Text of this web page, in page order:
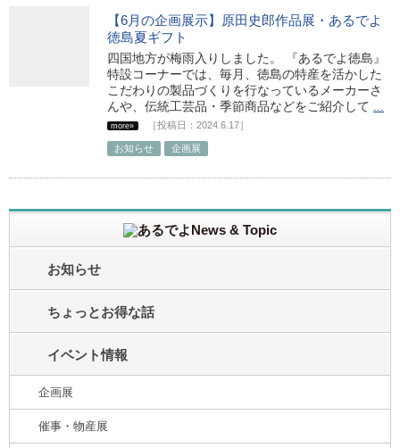
【6月の企画展示】原田史郎作品展・あるでよ
徳島夏ギフト
四国地方が梅雨入りしました。 『あるでよ徳島』
特設コーナーでは、毎月、徳島の特産を活かした
こだわりの製品づくりを行なっているメーカーさ
んや、伝統工芸品・季節商品などをご紹介して
more» ［投稿日：2024.6.17］
お知らせ 企画展
お知らせ
ちょっとお得な話
イベント情報
企画展
催事・物産展